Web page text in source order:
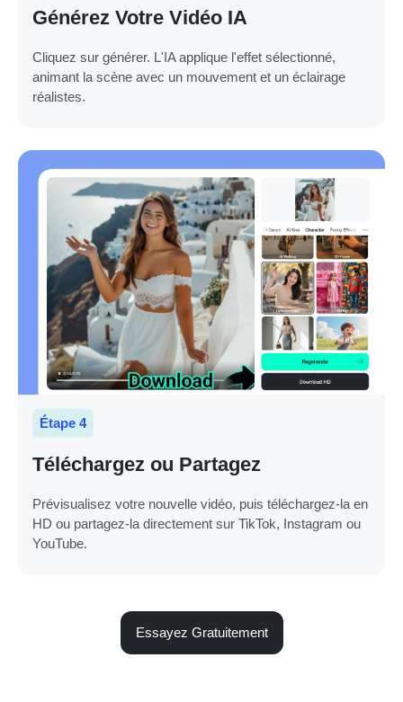
Générez Votre Vidéo IA
Cliquez sur générer. L'IA applique l'effet sélectionné,
animant la scène avec un mouvement et un éclairage
réalistes.
Étape 4
Téléchargez ou Partagez
Prévisualisez votre nouvelle vidéo, puis téléchargez-la en
HD ou partagez-la directement sur TikTok, Instagram ou
YouTube.
Essayez Gratuitement